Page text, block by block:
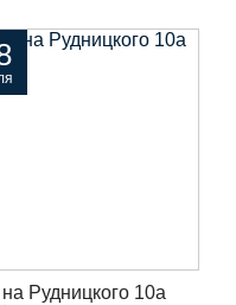
Рудницкого 10а